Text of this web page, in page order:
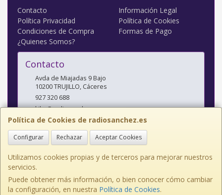
Política de Cookies de radiosanchez.es
Configurar Rechazar Aceptar Cookies
Utilizamos cookies propias y de terceros para mejorar nuestros
servicios.
Puede obtener más información, o bien conocer cómo cambiar
la configuración, en nuestra Política de Cookies.
Contacto
Información Legal
Política Privacidad
Política de Cookies
Condiciones de Compra
Formas de Pago
¿Quienes Somos?
Contacto
Avda de Miajadas 9 Bajo
10200TRUJILLO, Cáceres
927 320 688
kiko@radiosanchez.com
Horario
Mañanas: 9,30 - 2 Tardes: 5 - 8,30
, , , , España. - C.I.F.: E10141638 - Tfno: